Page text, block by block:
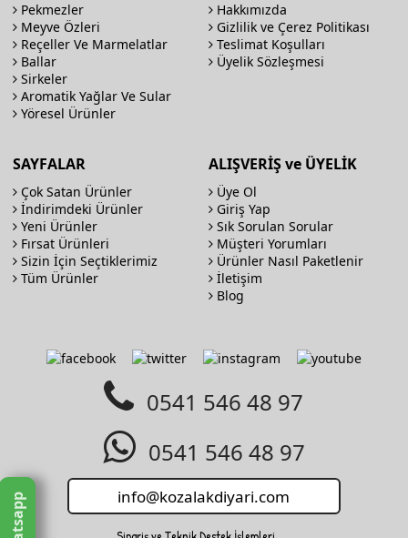
Pekmezler
Meyve Özleri
Reçeller Ve Marmelatlar
Ballar
Sirkeler
Aromatik Yağlar Ve Sular
Yöresel Ürünler
Hakkımızda
Gizlilik ve Çerez Politikası
Teslimat Koşulları
Üyelik Sözleşmesi
SAYFALAR
Çok Satan Ürünler
İndirimdeki Ürünler
Yeni Ürünler
Fırsat Ürünleri
Sizin İçin Seçtiklerimiz
Tüm Ürünler
ALIŞVERİŞ ve ÜYELİK
Üye Ol
Giriş Yap
Sık Sorulan Sorular
Müşteri Yorumları
Ürünler Nasıl Paketlenir
İletişim
Blog
0541 546 48 97
0541 546 48 97